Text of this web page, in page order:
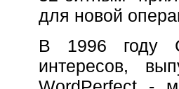
для новой
В 1996 году
интересов,